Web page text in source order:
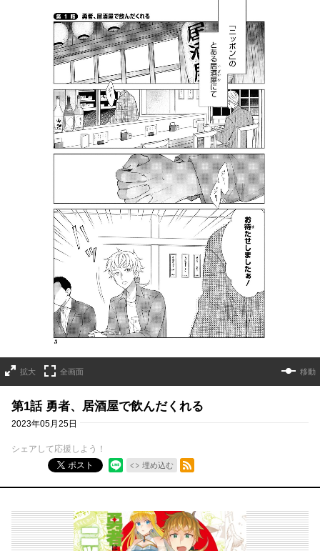
拡大 全画面 移動
第1話 勇者、居酒屋で飲んだくれる
2023年05月25日
シェアして応援しよう！
ポスト
埋め込む
RSSフィード